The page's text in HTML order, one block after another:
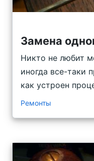
Замена
Никто не любит
иногда все-таки
как устроен
Ремонты